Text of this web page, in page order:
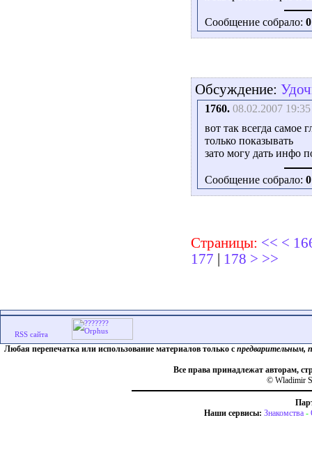
Сообщение собрало: 0
Обсуждение:
1760. 08.02.2007 19:35
вот так всегда самое
только показывать
зато могу дать инфо
Сообщение собрало: 0
Страницы: << <
177
178 > >>
Любая перепечатка или использование материалов только с предварительным,
Все права принадлежат авторам,
© Wladimir
Наши сервисы: Знакомства -